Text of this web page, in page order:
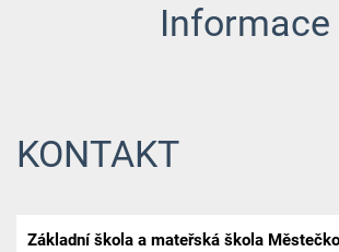
Informace
KONTAKT
Základní škola a mateřská škola